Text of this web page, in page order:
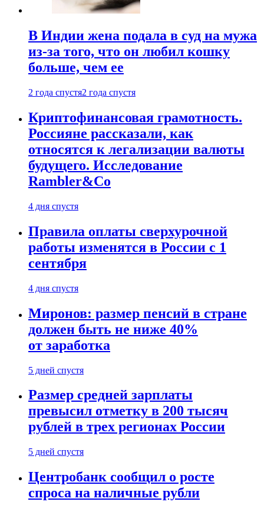
В Индии жена подала в суд на мужа
из-за того, что он любил кошку
больше, чем ее
2 года спустя2 года спустя
Криптофинансовая грамотность.
Россияне рассказали, как
относятся к легализации валюты
будущего. Исследование
Rambler&Co
4 дня спустя
Правила оплаты сверхурочной
работы изменятся в России с 1
сентября
4 дня спустя
Миронов: размер пенсий в стране
должен быть не ниже 40%
от заработка
5 дней спустя
Размер средней зарплаты
превысил отметку в 200 тысяч
рублей в трех регионах России
5 дней спустя
Центробанк сообщил о росте
спроса на наличные рубли